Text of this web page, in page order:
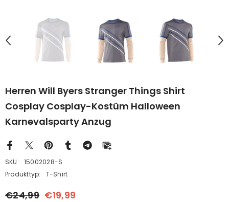
Herren Will Byers Stranger Things Shirt
Cosplay Cosplay-Kostüm Halloween
Karnevalsparty Anzug
SKU:
15002028-S
Produkttyp:
T-Shirt
€24,99 €19,99